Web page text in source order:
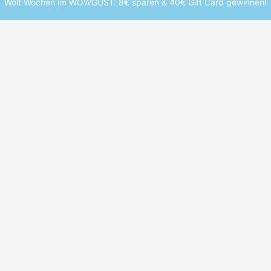
Wolt Wochen im WOWGUST: 8€ sparen & 40€ Gift Card gewinnen!